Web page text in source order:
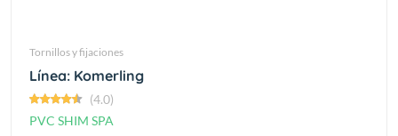
Tornillos y fijaciones
Línea: Komerling
(4.0)
PVC SHIM SPA